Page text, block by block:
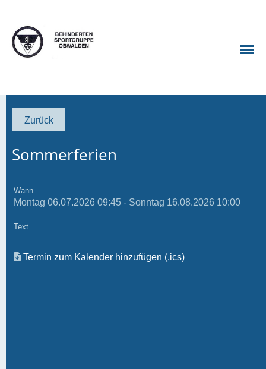
Zurück
Sommerferien
Wann
Montag 06.07.2026 09:45 - Sonntag 16.08.2026 10:00
Text
Termin zum Kalender hinzufügen (.ics)